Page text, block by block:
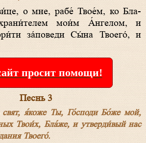
мои́м А́н­ге­лом, и
за́поведи Сы́­на Твоего́, и
просит помощи!
Песнь 3
Твои́х, Бла́­же, и утверди́вый нас
Твоего́.